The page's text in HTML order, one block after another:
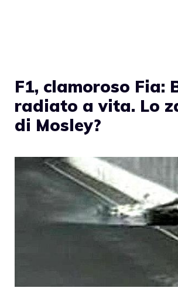
F1, clamoroso Fia:
radiato a vita. Lo
di Mosley?